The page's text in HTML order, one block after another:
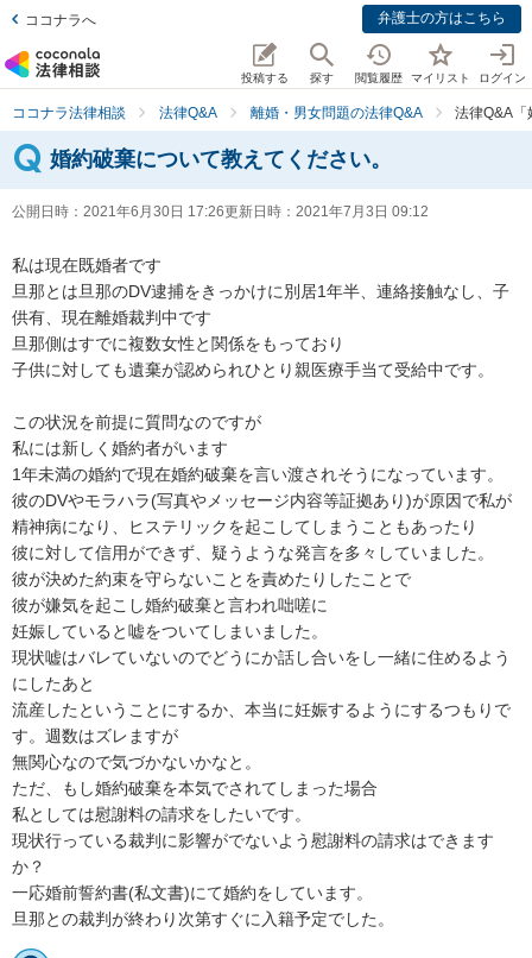
ココナラへ 弁護士の方はこちら
投稿する 探す 閲覧履歴 マイリスト ログイン
ココナラ法律相談 法律Q&A 離婚・男女問題の法律Q&A 法律Q&A「
婚約破棄について教えてください。
公開日時： 2021年6月30日 17:26更新日時： 2021年7月3日 09:12
私は現在既婚者です
旦那とは旦那のDV逮捕をきっかけに別居1年半、連絡接触なし、子
供有、現在離婚裁判中です
旦那側はすでに複数女性と関係をもっており
子供に対しても遺棄が認められひとり親医療手当て受給中です。
この状況を前提に質問なのですが
私には新しく婚約者がいます
1年未満の婚約で現在婚約破棄を言い渡されそうになっています。
彼のDVやモラハラ(写真やメッセージ内容等証拠あり)が原因で私が
精神病になり、ヒステリックを起こしてしまうこともあったり
彼に対して信用ができず、疑うような発言を多々していました。
彼が決めた約束を守らないことを責めたりしたことで
彼が嫌気を起こし婚約破棄と言われ咄嗟に
妊娠していると嘘をついてしまいました。
現状嘘はバレていないのでどうにか話し合いをし一緒に住めるよう
にしたあと
流産したということにするか、本当に妊娠するようにするつもりで
す。週数はズレますが
無関心なので気づかないかなと。
ただ、もし婚約破棄を本気でされてしまった場合
私としては慰謝料の請求をしたいです。
現状行っている裁判に影響がでないよう慰謝料の請求はできます
か？
一応婚前誓約書(私文書)にて婚約をしています。
旦那との裁判が終わり次第すぐに入籍予定でした。